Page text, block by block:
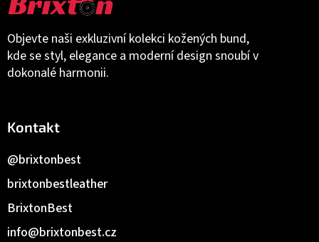
Objevte naši exkluzivní kolekci kožených bund,
kde se styl, elegance a moderní design snoubí v
dokonalé harmonii.
Kontakt
info@brixtonbest.cz
BrixtonBest
brixtonbestleather
@brixtonbest